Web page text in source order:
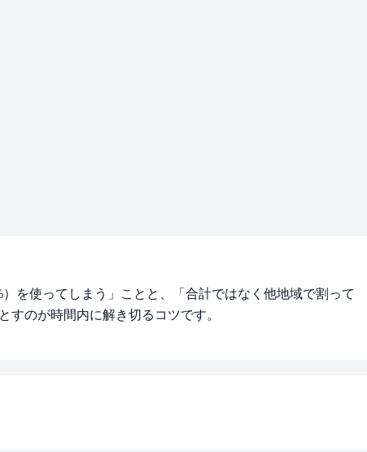
を使ってしまう」ことと、「合計ではなく他地域で割って
すのが時間内に解き切るコツです。